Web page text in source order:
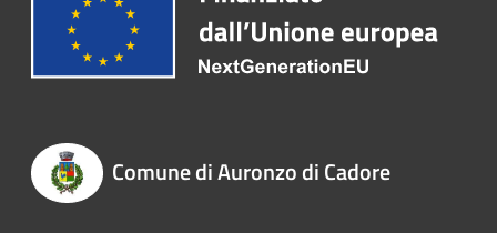
Comune di Auronzo di Cadore